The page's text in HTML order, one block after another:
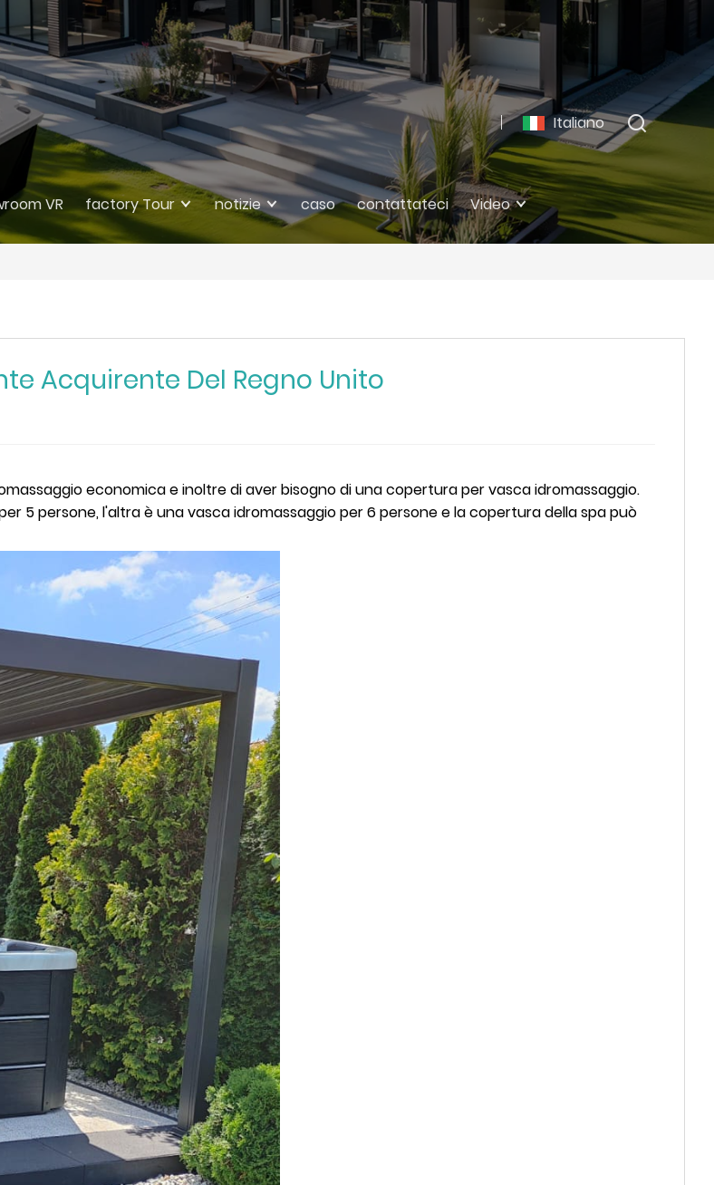
Italiano
VR factory Tour notizie caso contattateci Video
Acquirente Del Regno Unito
economica e inoltre di aver bisogno di una copertura per vasca idromassaggio.
5 persone, l'altra è una vasca idromassaggio per 6 persone e la copertura della spa può